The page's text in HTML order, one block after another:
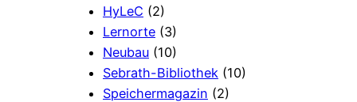
HyLeC (2)
Lernorte (3)
Neubau (10)
Sebrath-Bibliothek (10)
Speichermagazin (2)